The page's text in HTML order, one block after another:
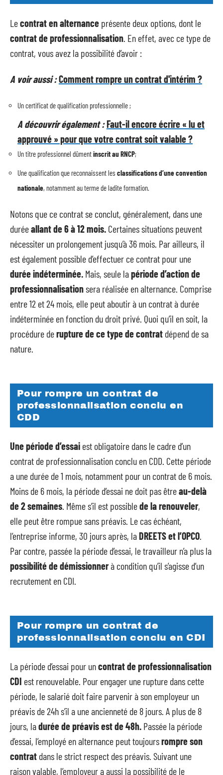
Lecontrat en alternance présente deux options, dont le
contrat de professionnalisation . En effet, avec ce type de
contrat, vous avez la possibilité d’avoir :
A voir aussi :Comment rompre un contrat d'intérim ?
Un certificat de qualification professionnelle ;
A découvrir également :Faut-il encore écrire « lu et
approuvé » pour que votre contrat soit valable ?
Un titre professionnel dûmentinscrit au RNCP;
Une qualification que reconnaissent les classifications d’une convention
nationale, notamment au terme de ladite formation.
Notons que ce contrat se conclut, généralement, dans une
duréeallant de 6 à 12 mois. Certaines situations peuvent
nécessiter un prolongement jusqu’à 36 mois. Par ailleurs, il
est également possible d’effectuer ce contrat pour une
durée indéterminée. Mais, seule lapériode d’action de
professionnalisationsera réalisée en alternance. Comprise
entre 12 et 24 mois, elle peut aboutir à un contrat à durée
indéterminée en fonction du droit privé. Quoi qu’il en soit, la
procédure derupture de ce type de contrat dépend de sa
nature.
Pour rompre un contrat de
professionnalisation conclu en
CDD
Une période d’essai est obligatoire dans le cadre d’un
contrat de professionnalisation conclu en CDD. Cette période
a une durée de 1 mois, notamment pour un contrat de 6 mois.
Moins de 6 mois, la période d’essai ne doit pas êtreau-delà
de 2 semaines. Même s’il est possiblede la renouveler,
elle peut être rompue sans préavis. Le cas échéant,
l’entreprise informe, 30 jours après, laDREETS et l’OPCO.
Par contre, passée la période d’essai, le travailleur n’a plus la
possibilité de démissionnerà condition qu’il s’agisse d’un
recrutement en CDI.
Pour rompre un contrat de
professionnalisation conclu en CDI
La période d’essai pour uncontrat de professionnalisation
CDI est renouvelable. Pour engager une rupture dans cette
période, le salarié doit faire parvenir à son employeur un
préavis de 24h s’il a une ancienneté de 8 jours. A plus de 8
jours, ladurée de préavis est de 48h. Passée la période
d’essai, l’employé en alternance peut toujoursrompre son
contrat dans le strict respect des préavis. Suivant une
raison valable, l’employeur a aussi la possibilité de le